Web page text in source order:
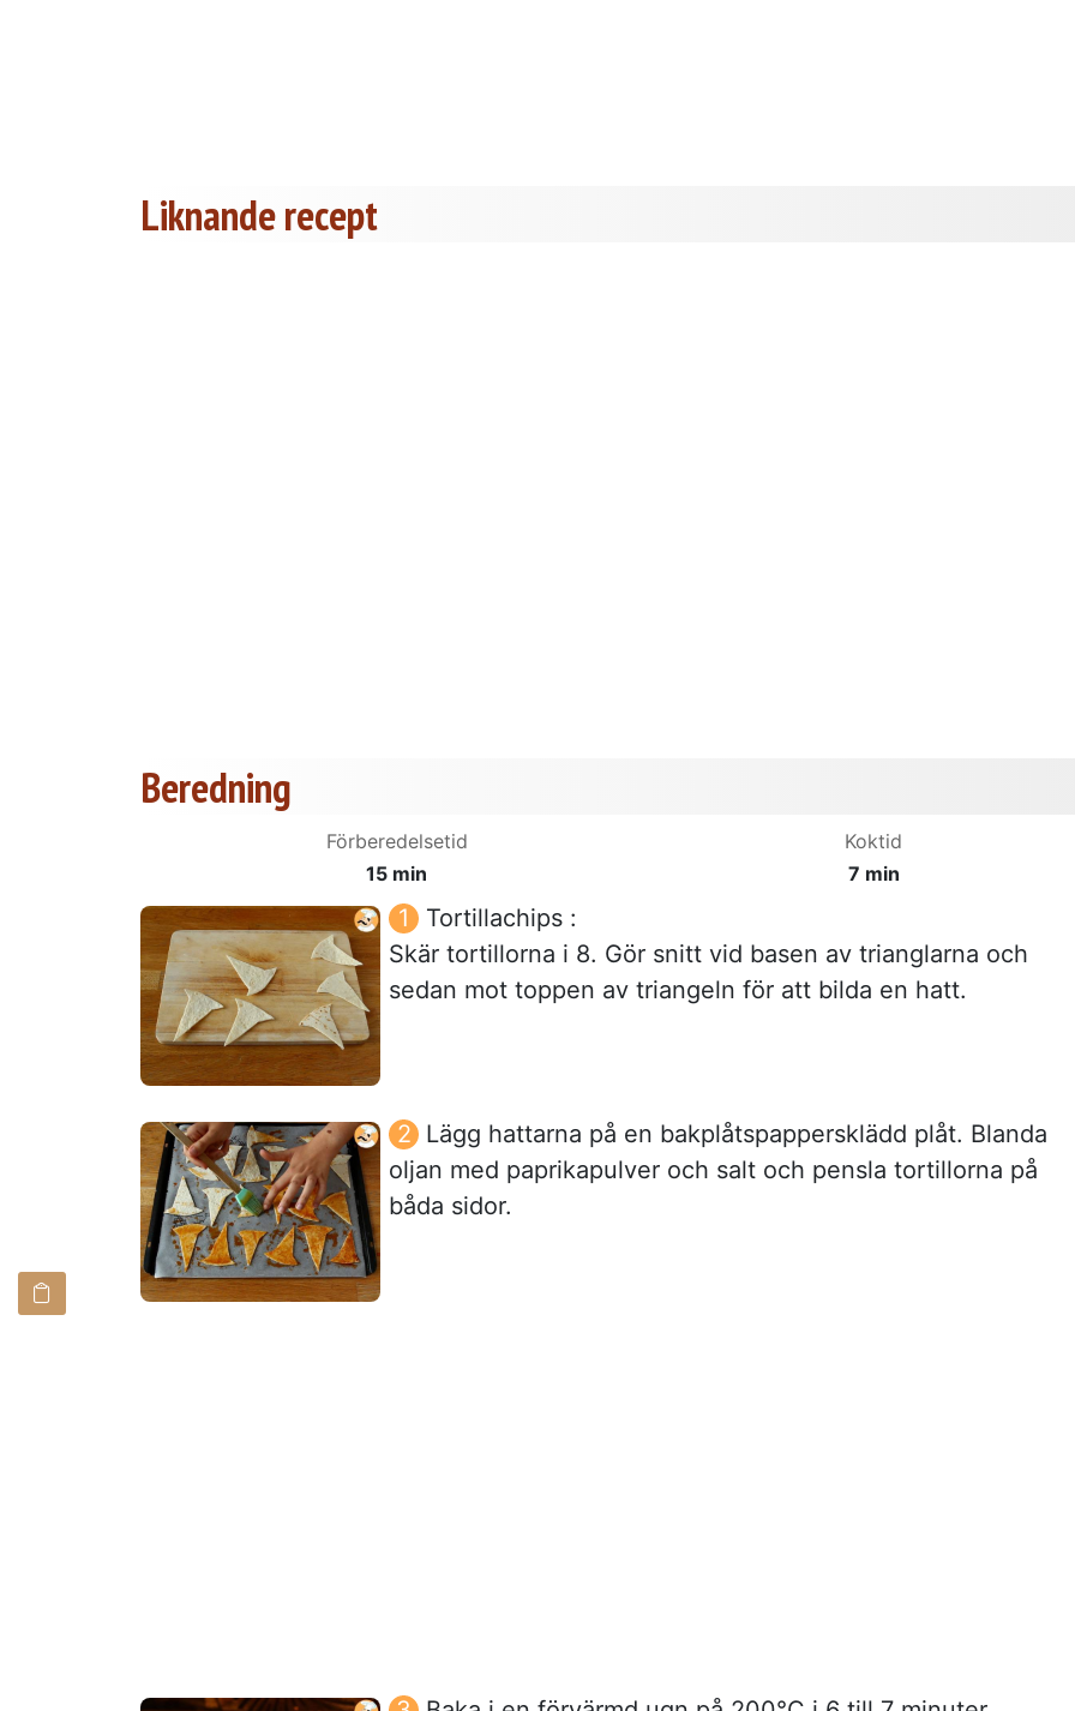
Liknande recept
Beredning
Förberedelsetid
15 min
Koktid
7 min
Tortillachips :
Skär tortillorna i 8. Gör snitt vid basen av trianglarna och
sedan mot toppen av triangeln för att bilda en hatt.
Lägg hattarna på en bakplåtspappersklädd plåt. Blanda
oljan med paprikapulver och salt och pensla tortillorna på
båda sidor.